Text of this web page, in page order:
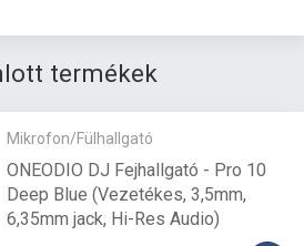
termékek
Mikrofon/Fülhallgató
ONEODIO DJ Fejhallgató - Pro 10
Deep Blue (Vezetékes, 3,5mm,
6,35mm jack, Hi-Res Audio)